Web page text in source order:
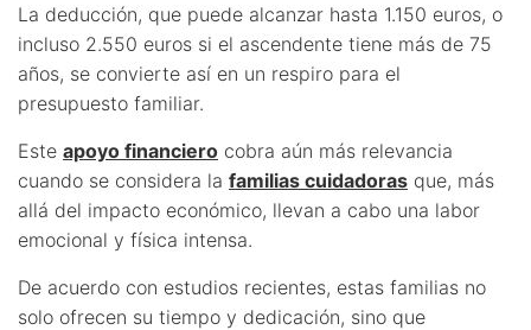
La deducción, que puede alcanzar hasta 1.150 euros, o
incluso 2.550 euros si el ascendente tiene más de 75
años, se convierte así en un respiro para el
presupuesto familiar.
Este apoyo financiero cobra aún más relevancia
cuando se considera la familias cuidadoras que, más
allá del impacto económico, llevan a cabo una labor
emocional y física intensa.
De acuerdo con estudios recientes, estas familias no
solo ofrecen su tiempo y dedicación, sino que